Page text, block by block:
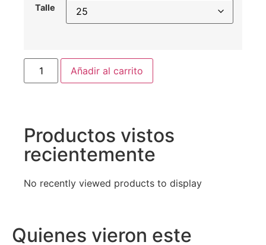
Talle
Añadir al carrito
Productos vistos
recientemente
No recently viewed products to display
Quienes vieron este